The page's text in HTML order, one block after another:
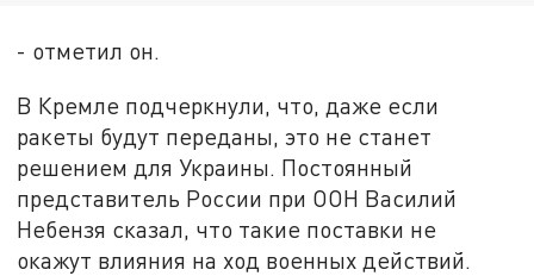
- отметил он.
В Кремле подчеркнули, что, даже если
ракеты будут переданы, это не станет
решением для Украины. Постоянный
представитель России при ООН Василий
Небензя сказал, что такие поставки не
окажут влияния на ход военных действий.